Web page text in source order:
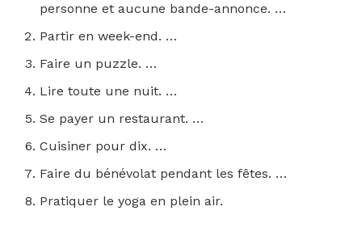
personne et aucune bande-annonce. …
Partir en week-end. …
Faire un puzzle. …
Lire toute une nuit. …
Se payer un restaurant. …
Cuisiner pour dix. …
Faire du bénévolat pendant les fêtes. …
Pratiquer le yoga en plein air.